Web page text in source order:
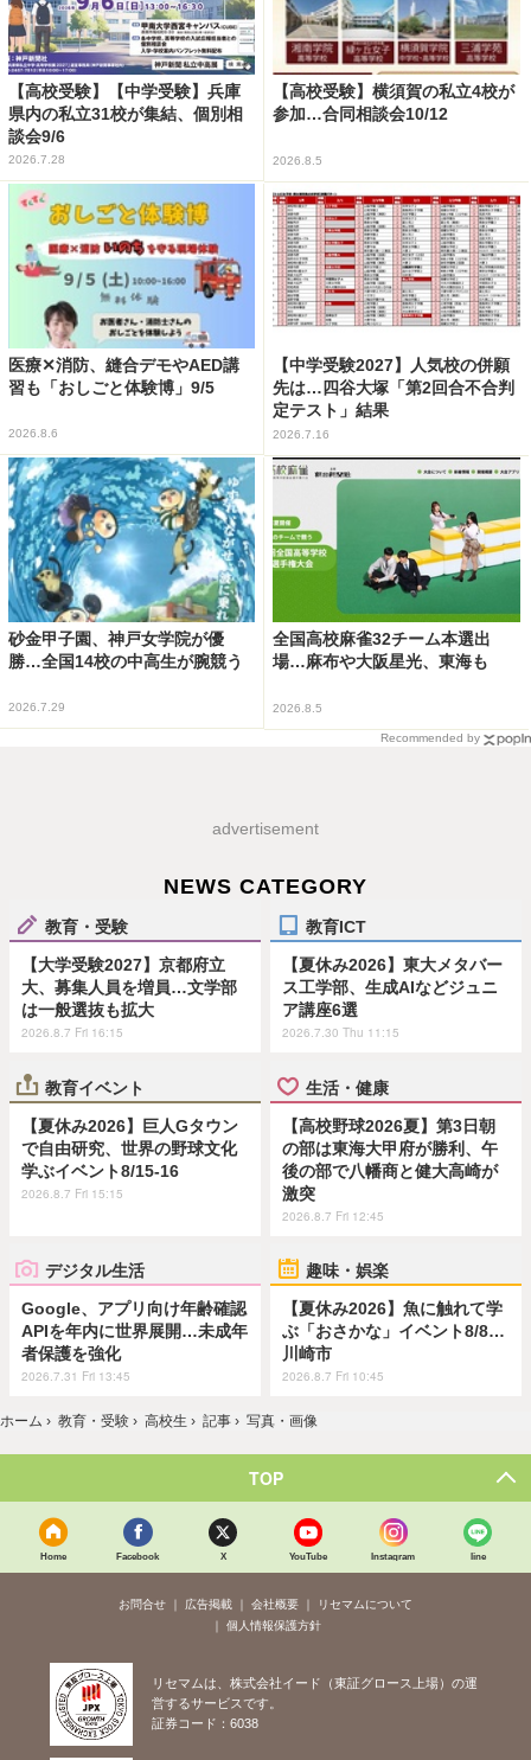
【高校受験】【中学受験】兵庫
県内の私立31校が集結、個別相
談会9/6
2026.7.28
【高校受験】横須賀の私立4校が
参加…合同相談会10/12
2026.8.5
医療✕消防、縫合デモやAED講
習も「おしごと体験博」9/5
2026.8.6
【中学受験2027】人気校の併願
先は…四谷大塚「第2回合不合判
定テスト」結果
2026.7.16
砂金甲子園、神戸女学院が優
勝…全国14校の中高生が腕競う
2026.7.29
全国高校麻雀32チーム本選出
場…麻布や大阪星光、東海も
2026.8.5
Recommended by
advertisement
NEWS CATEGORY
教育・受験
【大学受験2027】京都府立
大、募集人員を増員…文学部
は一般選抜も拡大
2026.8.7 Fri 16:15
教育ICT
【夏休み2026】東大メタバー
ス工学部、生成AIなどジュニ
ア講座6選
2026.7.30 Thu 11:15
教育イベント
【夏休み2026】巨人Gタウン
で自由研究、世界の野球文化
学ぶイベント8/15-16
2026.8.7 Fri 15:15
生活・健康
【高校野球2026夏】第3日朝
の部は東海大甲府が勝利、午
後の部で八幡商と健大高崎が
激突
2026.8.7 Fri 12:45
デジタル生活
Google、アプリ向け年齢確認
APIを年内に世界展開…未成年
者保護を強化
2026.7.31 Fri 13:45
趣味・娯楽
【夏休み2026】魚に触れて学
ぶ「おさかな」イベント8/8…
川崎市
2026.8.7 Fri 10:45
ホーム › 教育・受験 › 高校生 › 記事 › 写真・画像
TOP
Home Facebook X YouTube Instagram line
お問合せ 広告掲載 会社概要
リセマムについて
個人情報保護方針
リセマムは、株式会社イード（東証グロース上場）の運
営するサービスです。
証券コード：6038